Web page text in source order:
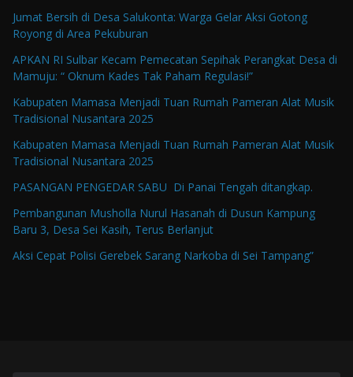
Jumat Bersih di Desa Salukonta: Warga Gelar Aksi Gotong
Royong di Area Pekuburan
APKAN RI Sulbar Kecam Pemecatan Sepihak Perangkat Desa di
Mamuju: “ Oknum Kades Tak Paham Regulasi!”
Kabupaten Mamasa Menjadi Tuan Rumah Pameran Alat Musik
Tradisional Nusantara 2025
Kabupaten Mamasa Menjadi Tuan Rumah Pameran Alat Musik
Tradisional Nusantara 2025
PASANGAN PENGEDAR SABU Di Panai Tengah ditangkap.
Pembangunan Musholla Nurul Hasanah di Dusun Kampung
Baru 3, Desa Sei Kasih, Terus Berlanjut
Aksi Cepat Polisi Gerebek Sarang Narkoba di Sei Tampang”